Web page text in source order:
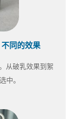
同的效果
从破乳效果到絮
中。